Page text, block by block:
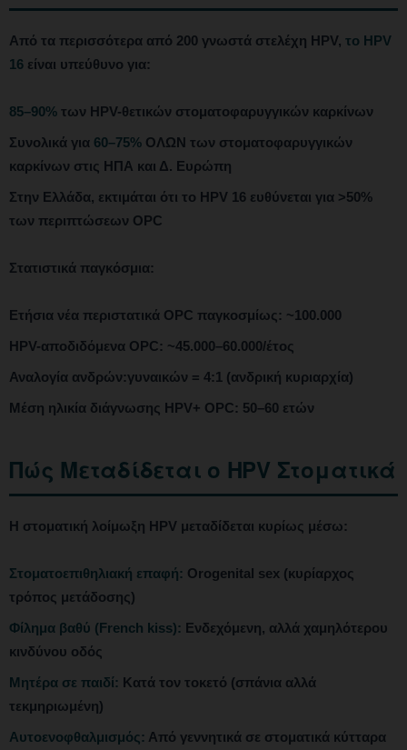
Από τα περισσότερα από 200 γνωστά στελέχη HPV, το HPV
16 είναι υπεύθυνο για:
85–90% των HPV-θετικών στοματοφαρυγγικών καρκίνων
Συνολικά για 60–75% ΟΛΩΝ των στοματοφαρυγγικών
καρκίνων στις ΗΠΑ και Δ. Ευρώπη
Στην Ελλάδα, εκτιμάται ότι το HPV 16 ευθύνεται για >50%
των περιπτώσεων OPC
Στατιστικά παγκόσμια:
Ετήσια νέα περιστατικά OPC παγκοσμίως: ~100.000
HPV-αποδιδόμενα OPC: ~45.000–60.000/έτος
Αναλογία ανδρών:γυναικών = 4:1 (ανδρική κυριαρχία)
Μέση ηλικία διάγνωσης HPV+ OPC: 50–60 ετών
Πώς Μεταδίδεται ο HPV Στοματικά
Η στοματική λοίμωξη HPV μεταδίδεται κυρίως μέσω:
Στοματοεπιθηλιακή επαφή: Orogenital sex (κυρίαρχος
τρόπος μετάδοσης)
Φίλημα βαθύ (French kiss): Ενδεχόμενη, αλλά χαμηλότερου
κινδύνου οδός
Μητέρα σε παιδί: Κατά τον τοκετό (σπάνια αλλά
τεκμηριωμένη)
Αυτοενοφθαλμισμός: Από γεννητικά σε στοματικά κύτταρα